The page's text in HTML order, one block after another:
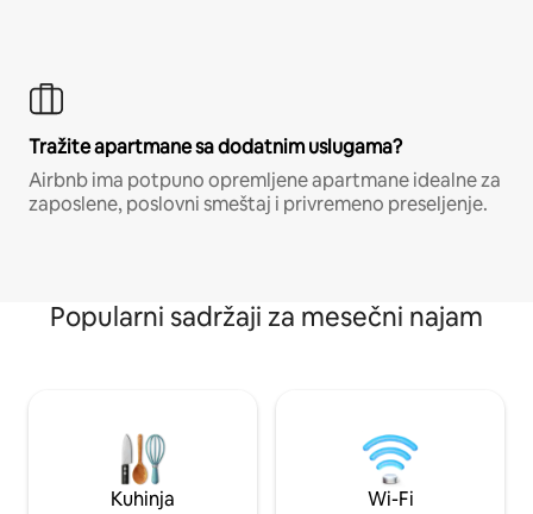
Tražite apartmane sa dodatnim uslugama?
Airbnb ima potpuno opremljene apartmane idealne za
zaposlene, poslovni smeštaj i privremeno preseljenje.
Popularni sadržaji za mesečni najam
Kuhinja Wi-Fi